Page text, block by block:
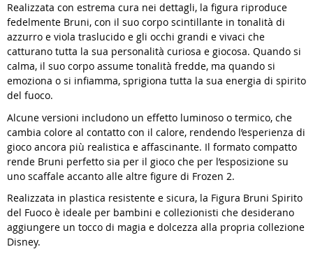
Realizzata con estrema cura nei dettagli, la figura riproduce
fedelmente Bruni, con il suo corpo scintillante in tonalità di
azzurro e viola traslucido e gli occhi grandi e vivaci che
catturano tutta la sua personalità curiosa e giocosa. Quando si
calma, il suo corpo assume tonalità fredde, ma quando si
emoziona o si infiamma, sprigiona tutta la sua energia di spirito
del fuoco.
Alcune versioni includono un effetto luminoso o termico, che
cambia colore al contatto con il calore, rendendo l’esperienza di
gioco ancora più realistica e affascinante. Il formato compatto
rende Bruni perfetto sia per il gioco che per l’esposizione su
uno scaffale accanto alle altre figure di Frozen 2.
Realizzata in plastica resistente e sicura, la Figura Bruni Spirito
del Fuoco è ideale per bambini e collezionisti che desiderano
aggiungere un tocco di magia e dolcezza alla propria collezione
Disney.